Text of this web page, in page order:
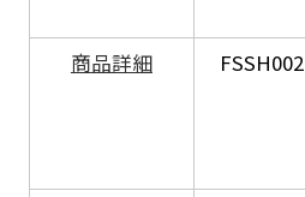
商品詳細
FSSH002